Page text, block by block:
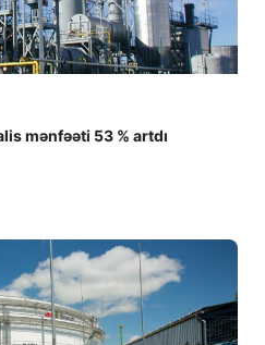
mənfəəti 53 % artdı